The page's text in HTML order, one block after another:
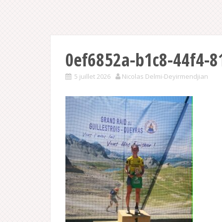
0ef6852a-b1c8-44f4-
5 juillet 2026 Nicolas Delmi-Deyirmendjian